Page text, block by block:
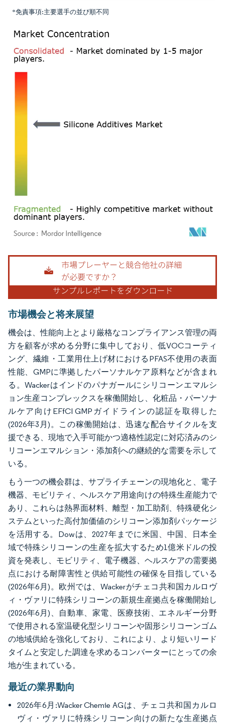
*免責事項:主要選手の並び順不同
画像 © Mordor Intelligence。再利用にはCC BY 4.0の表示が必要です。
市場機会と将来展望
機会は、性能向上とより厳格なコンプライアンス管理の両
方を顧客が求める分野に集中しており、低VOCコーティ
ング、繊維・工業用仕上げ材におけるPFAS不使用の表面
性能、GMPに準拠したパーソナルケア原料などが含まれ
る。Wackerはインドのパナガールにシリコーンエマルシ
ョン生産コンプレックスを稼働開始し、化粧品・パーソナ
ルケア向けEFfCI GMPガイドラインの認証を取得した
(2026年3月)。この稼働開始は、迅速な配合サイクルを支
援できる、現地で入手可能かつ適格性認定に対応済みのシ
リコーンエマルション・添加剤への継続的な需要を示して
いる。
もう一つの機会群は、サプライチェーンの現地化と、電子
機器、モビリティ、ヘルスケア用途向けの特殊生産能力で
あり、これらは熱界面材料、離型・加工助剤、特殊硬化シ
ステムといった高付加価値のシリコーン添加剤パッケージ
を活用する。Dowは、2027年までに米国、中国、日本全
域で特殊シリコーンの生産を拡大するため1億米ドルの投
資を発表し、モビリティ、電子機器、ヘルスケアの需要拠
点における耐障害性と供給可能性の確保を目指している
(2026年6月)。欧州では、Wackerがチェコ共和国カルロヴ
ィ・ヴァリに特殊シリコーンの新規生産拠点を稼働開始し
(2026年6月)、自動車、家電、医療技術、エネルギー分野
で使用される室温硬化型シリコーンや固形シリコーンゴム
の地域供給を強化しており、これにより、より短いリード
タイムと安定した調達を求めるコンバーターにとっての余
地が生まれている。
最近の業界動向
2026年6月:Wacker Chemie AGは、チェコ共和国カルロ
ヴィ・ヴァリに特殊シリコーン向けの新たな生産拠点